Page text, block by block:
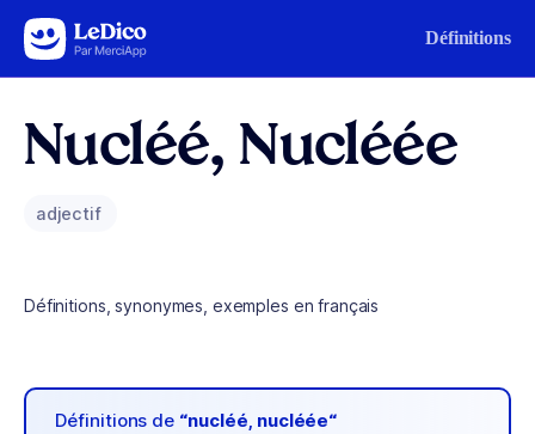
Aller au contenu Définitions
Nucléé, Nucléée
adjectif
Définitions, synonymes, exemples en français
Définitions de “nucléé, nucléée“